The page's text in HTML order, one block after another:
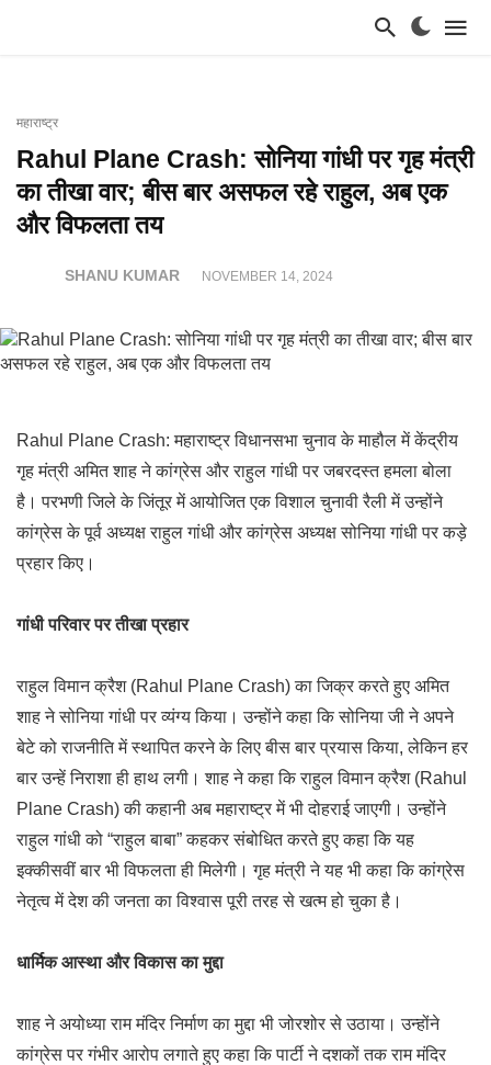
महाराष्ट्र
Rahul Plane Crash: सोनिया गांधी पर गृह मंत्री
का तीखा वार; बीस बार असफल रहे राहुल, अब एक
और विफलता तय
SHANU KUMAR NOVEMBER 14, 2024
Rahul Plane Crash: महाराष्ट्र विधानसभा चुनाव के माहौल में केंद्रीय
गृह मंत्री अमित शाह ने कांग्रेस और राहुल गांधी पर जबरदस्त हमला बोला
है। परभणी जिले के जिंतूर में आयोजित एक विशाल चुनावी रैली में उन्होंने
कांग्रेस के पूर्व अध्यक्ष राहुल गांधी और कांग्रेस अध्यक्ष सोनिया गांधी पर कड़े
प्रहार किए।
गांधी परिवार पर तीखा प्रहार
राहुल विमान क्रैश (Rahul Plane Crash) का जिक्र करते हुए अमित
शाह ने सोनिया गांधी पर व्यंग्य किया। उन्होंने कहा कि सोनिया जी ने अपने
बेटे को राजनीति में स्थापित करने के लिए बीस बार प्रयास किया, लेकिन हर
बार उन्हें निराशा ही हाथ लगी। शाह ने कहा कि राहुल विमान क्रैश (Rahul
Plane Crash) की कहानी अब महाराष्ट्र में भी दोहराई जाएगी। उन्होंने
राहुल गांधी को “राहुल बाबा” कहकर संबोधित करते हुए कहा कि यह
इक्कीसवीं बार भी विफलता ही मिलेगी। गृह मंत्री ने यह भी कहा कि कांग्रेस
नेतृत्व में देश की जनता का विश्वास पूरी तरह से खत्म हो चुका है।
धार्मिक आस्था और विकास का मुद्दा
शाह ने अयोध्या राम मंदिर निर्माण का मुद्दा भी जोरशोर से उठाया। उन्होंने
कांग्रेस पर गंभीर आरोप लगाते हुए कहा कि पार्टी ने दशकों तक राम मंदिर